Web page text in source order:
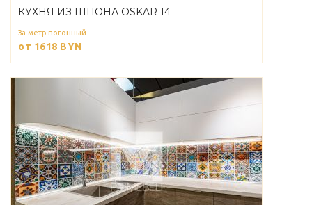
КУХНЯ ИЗ ШПОНА OSKAR 14
За метр погонный
от 1618 BYN